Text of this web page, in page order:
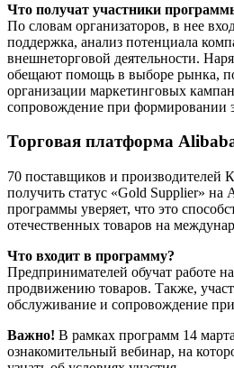
Что получат участники
По словам организаторов, в нее
поддержка, анализ потенциала
внешнеторговой деятельности.
обещают помощь в выборе рынка,
организации маркетинговых
сопровождение при формировании
Торговая платформа
70 поставщиков и производителей
получить статус «Gold Supplier» на
программы уверяет, что это
отечественных товаров на
Что входит в программу?
Предпринимателей обучат работе
продвижению товаров. Также,
обслуживание и сопровождение
Важно! В рамках программ 14
ознакомительный вебинар, на